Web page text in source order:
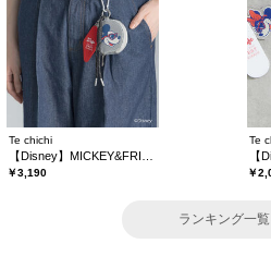
Te chichi
￥3,190
Te
￥
ランキング一